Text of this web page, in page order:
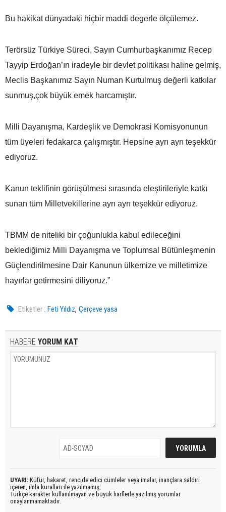
Bu hakikat dünyadaki hiçbir maddi degerle ölçülemez.
Terörsüz Türkiye Süreci, Sayın Cumhurbaşkanımız Recep
Tayyip Erdoğan’ın iradeyle bir devlet politikası haline gelmiş,
Meclis Başkanımız Sayın Numan Kurtulmuş değerli katkılar
sunmuş,çok büyük emek harcamıştır.
Milli Dayanışma, Kardeşlik ve Demokrasi Komisyonunun
tüm üyeleri fedakarca çalışmıştır. Hepsine ayrı ayrı teşekkür
ediyoruz.
Kanun teklifinin görüşülmesi sırasında eleştirileriyle katkı
sunan tüm Milletvekillerine ayrı ayrı teşekkür ediyoruz.
TBMM de niteliki bir çoğunlukla kabul edileceğini
beklediğimiz Milli Dayanışma ve Toplumsal Bütünleşmenin
Güçlendirilmesine Dair Kanunun ülkemize ve milletimize
hayırlar getirmesini diliyoruz.”
Etiketler : Feti Yıldız,Çerçeve yasa
HABERE YORUM KAT
UYARI: Küfür, hakaret, rencide edici cümleler veya imalar, inançlara saldırı
içeren, imla kuralları ile yazılmamış,
Türkçe karakter kullanılmayan ve büyük harflerle yazılmış yorumlar
onaylanmamaktadır.